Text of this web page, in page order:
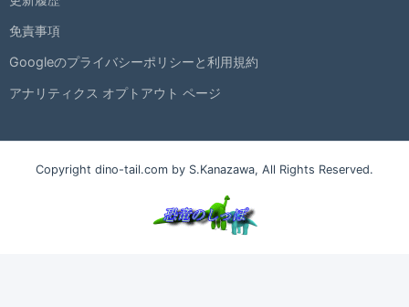
免責事項
Googleのプライバシーポリシーと利用規約
アナリティクス オプトアウト ページ
Copyright dino-tail.com by S.Kanazawa, All Rights Reserved.